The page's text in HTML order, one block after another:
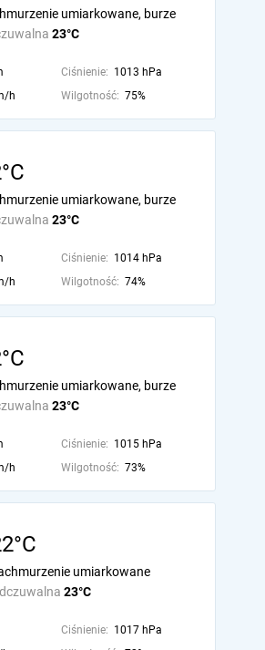
23°C
umiarkowane, burze
Ciśnienie: 1013 hPa
h Wilgotność: 75%
23°C
umiarkowane, burze
Ciśnienie: 1014 hPa
h Wilgotność: 74%
23°C
umiarkowane, burze
Ciśnienie: 1015 hPa
h Wilgotność: 73%
23°C
umiarkowane
Ciśnienie: 1017 hPa